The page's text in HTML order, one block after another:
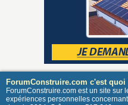
ForumConstruire.com c'est quoi
ForumConstruire.com est un site
expériences personnelles